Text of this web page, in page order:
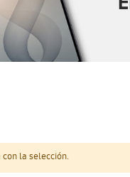
la selección.